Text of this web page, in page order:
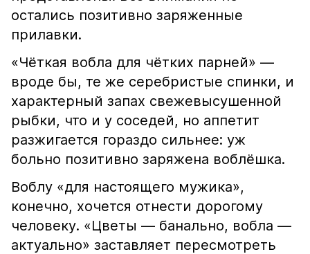
остались позитивно заряженные
прилавки.
«Чёткая вобла для чётких парней» —
вроде бы, те же серебристые спинки, и
характерный запах свежевысушенной
рыбки, что и у соседей, но аппетит
разжигается гораздо сильнее: уж
больно позитивно заряжена воблёшка.
Воблу «для настоящего мужика»,
конечно, хочется отнести дорогому
человеку. «Цветы — банально, вобла —
актуально» заставляет пересмотреть